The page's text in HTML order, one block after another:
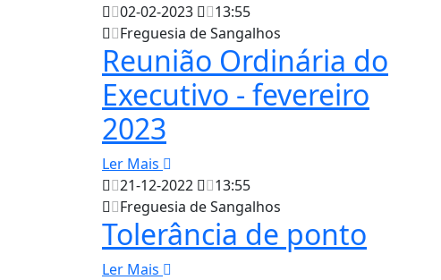
02-02-2023
13:55
Freguesia de Sangalhos
Reunião Ordinária do
Executivo - fevereiro
2023
Ler Mais
21-12-2022
13:55
Freguesia de Sangalhos
Tolerância de ponto
Ler Mais